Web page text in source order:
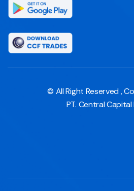
© All Right Reserved ,
PT. Central